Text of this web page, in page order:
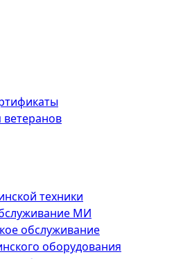
техники
МИ
обслуживание
оборудования